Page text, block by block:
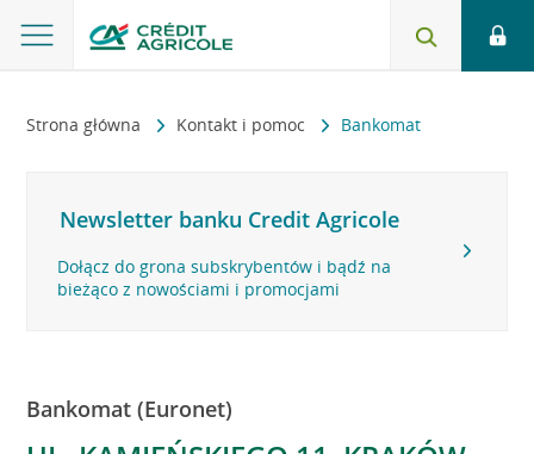
Strona główna Kontakt i pomoc Bankomat
Newsletter banku Credit Agricole
Dołącz do grona subskrybentów i bądź na
bieżąco z nowościami i promocjami
Bankomat (Euronet)